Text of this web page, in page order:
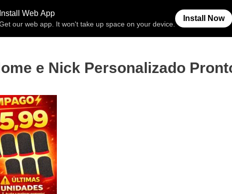
Free Fire Espaço Invisível
e Nick Personalizado